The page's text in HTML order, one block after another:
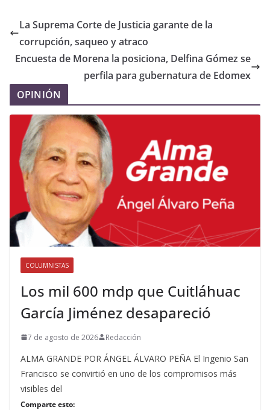
La Suprema Corte de Justicia garante de la
corrupción, saqueo y atraco
Encuesta de Morena la posiciona, Delfina Gómez se
perfila para gubernatura de Edomex
OPINIÓN
COLUMNISTAS
Los mil 600 mdp que Cuitláhuac
García Jiménez desapareció
7 de agosto de 2026 Redacción
ALMA GRANDE POR ÁNGEL ÁLVARO PEÑA El Ingenio San
Francisco se convirtió en uno de los compromisos más
visibles del
Comparte esto: